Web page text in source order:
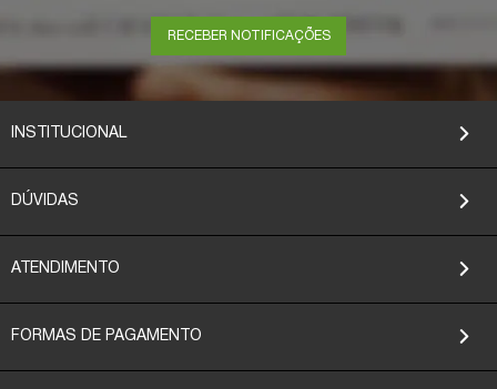
RECEBER NOTIFICAÇÕES
INSTITUCIONAL
DÚVIDAS
ATENDIMENTO
FORMAS DE PAGAMENTO